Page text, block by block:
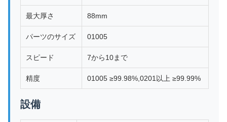
最大厚さ 88mm
パーツのサイズ 01005
スピード 7から10まで
精度 01005 ≥99.98%,0201以上 ≥99.99%
設備